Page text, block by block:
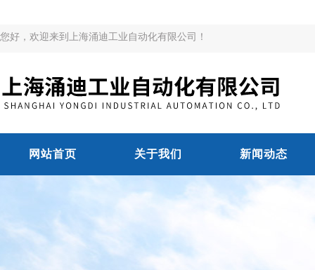
您好，欢迎来到上海涌迪工业自动化有限公司！
网站首页 关于我们 新闻动态